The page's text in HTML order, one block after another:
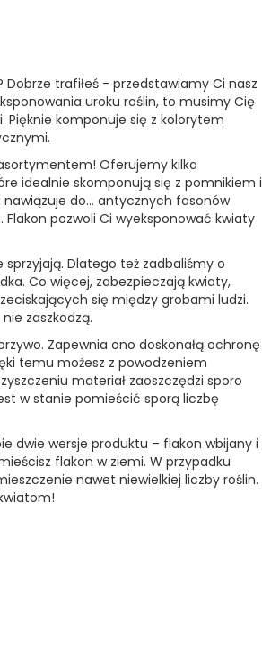
trafiłeś - przedstawiamy Ci nasz
uroku roślin, to musimy Cię
Pięknie komponuje się z kolorytem
Oferujemy kilka
idealnie skomponują się z pomnikiem i
do… antycznych fasonów
pozwoli Ci wyeksponować kwiaty
Dlatego też zadbaliśmy o
Co więcej, zabezpieczają kwiaty,
się między grobami ludzi.
zaszkodzą.
Zapewnia ono doskonałą ochronę
temu możesz z powodzeniem
materiał zaoszczędzi sporo
w stanie pomieścić sporą liczbę
dwie wersje produktu – flakon wbijany i
flakon w ziemi. W przypadku
nawet niewielkiej liczby roślin.